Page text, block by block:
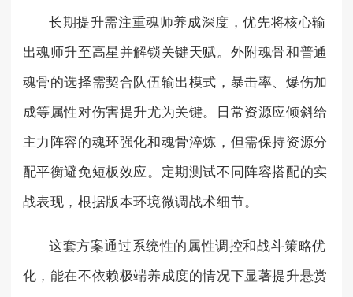
长期提升需注重魂师养成深度，优先将核心输
出魂师升至高星并解锁关键天赋。外附魂骨和普通
魂骨的选择需契合队伍输出模式，暴击率、爆伤加
成等属性对伤害提升尤为关键。日常资源应倾斜给
主力阵容的魂环强化和魂骨淬炼，但需保持资源分
配平衡避免短板效应。定期测试不同阵容搭配的实
战表现，根据版本环境微调战术细节。
这套方案通过系统性的属性调控和战斗策略优
化，能在不依赖极端养成度的情况下显著提升悬赏